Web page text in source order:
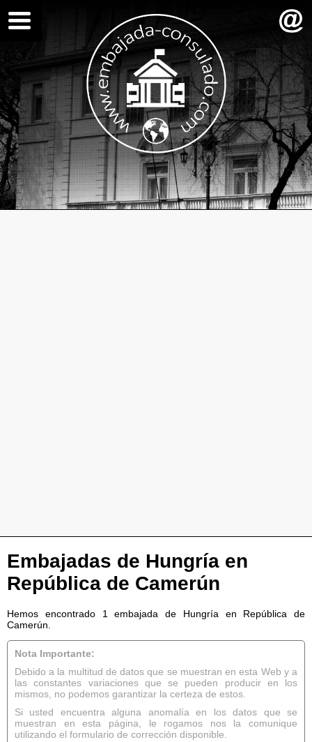
Embajadas de Hungría en
República de Camerún
Hemos encontrado 1 embajada de Hungría en República de
Camerún.
Nota Importante:
Debido a la multitud de datos que se muestran en esta Web y a
las constantes variaciones que se pueden producir en los
mismos, no podemos garantizar la certeza de estos.
Si usted encuentra alguna anomalía en los datos que se
muestran en esta página, le rogamos nos la comunique
utilizando el formulario de corrección disponible.